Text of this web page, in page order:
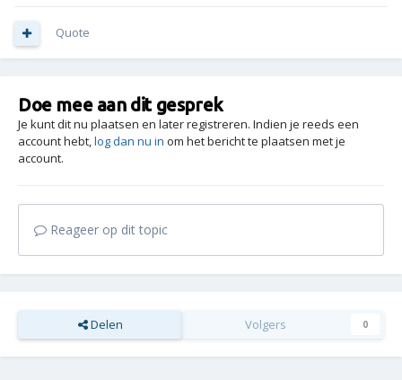
Quote
Doe mee aan dit gesprek
Je kunt dit nu plaatsen en later registreren. Indien je reeds een
account hebt,log dan nu in om het bericht te plaatsen met je
account.
Reageer op dit topic
Delen Volgers 0